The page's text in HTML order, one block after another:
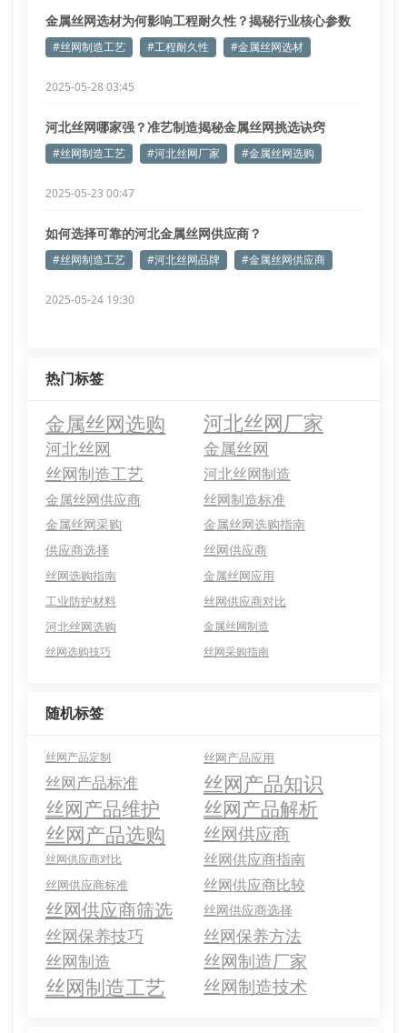
金属丝网选材为何影响工程耐久性？揭秘行业核心参数
#丝网制造工艺 #工程耐久性 #金属丝网选材
2025-05-28 03:45
河北丝网哪家强？准艺制造揭秘金属丝网挑选诀窍
#丝网制造工艺 #河北丝网厂家 #金属丝网选购
2025-05-23 00:47
如何选择可靠的河北金属丝网供应商？
#丝网制造工艺 #河北丝网品牌 #金属丝网供应商
2025-05-24 19:30
热门标签
金属丝网选购 河北丝网厂家
河北丝网
金属丝网
丝网制造工艺
河北丝网制造
金属丝网供应商 丝网制造标准
金属丝网采购
金属丝网选购指南
供应商选择
丝网供应商
丝网选购指南
金属丝网应用
工业防护材料
丝网供应商对比
河北丝网选购
金属丝网制造
丝网选购技巧
丝网采购指南
随机标签
丝网产品定制 丝网产品应用
丝网产品标准 丝网产品知识
丝网产品维护 丝网产品解析
丝网产品选购 丝网供应商
丝网供应商对比 丝网供应商指南
丝网供应商标准 丝网供应商比较
丝网供应商筛选 丝网供应商选择
丝网保养技巧
丝网保养方法
丝网制造
丝网制造厂家
丝网制造工艺 丝网制造技术